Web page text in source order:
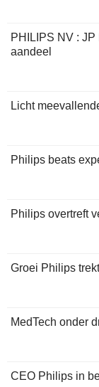
PHILIPS NV :
aandeel
Licht
Philips beats
Philips overtreft
Groei Philips
MedTech onder
CEO Philips in